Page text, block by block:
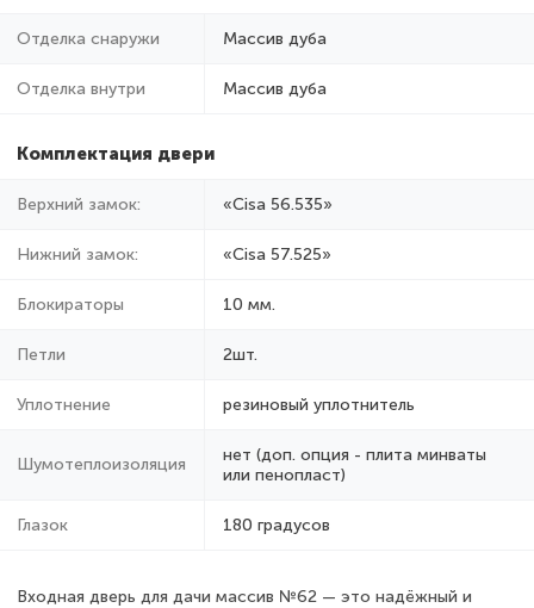
Отделка снаружи Массив дуба
Отделка внутри Массив дуба
Комплектация двери
Верхний замок: «Cisa 56.535»
Нижний замок: «Cisa 57.525»
Блокираторы 10 мм.
Петли 2шт.
Уплотнение резиновый уплотнитель
Шумотеплоизоляция
нет (доп. опция - плита минваты
или пенопласт)
Глазок 180 градусов
Входная дверь для дачи массив №62 — это надёжный и